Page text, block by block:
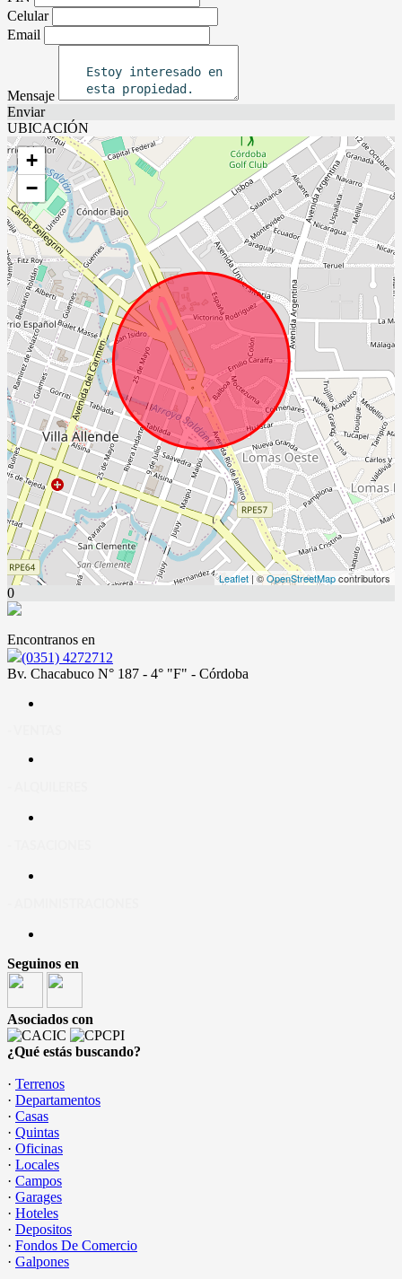
Celular
Email
Mensaje
Enviar
UBICACIÓN
+
−
Leaflet | ©OpenStreetMapcontributors
0
Encontranos en
(0351) 4272712
Bv. Chacabuco N° 187 - 4° "F" - Córdoba
Seguinos en
Asociados con
¿Qué estás buscando?
· Terrenos
· Departamentos
· Casas
· Quintas
· Oficinas
· Locales
· Campos
· Garages
· Hoteles
· Depositos
· Fondos De Comercio
· Galpones